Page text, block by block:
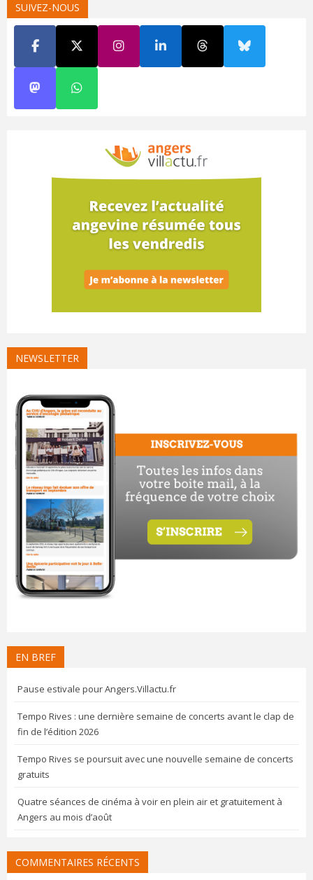
SUIVEZ-NOUS
NEWSLETTER
EN BREF
Pause estivale pour Angers.Villactu.fr
Tempo Rives : une dernière semaine de concerts avant le clap de
fin de l’édition 2026
Tempo Rives se poursuit avec une nouvelle semaine de concerts
gratuits
Quatre séances de cinéma à voir en plein air et gratuitement à
Angers au mois d’août
COMMENTAIRES RÉCENTS